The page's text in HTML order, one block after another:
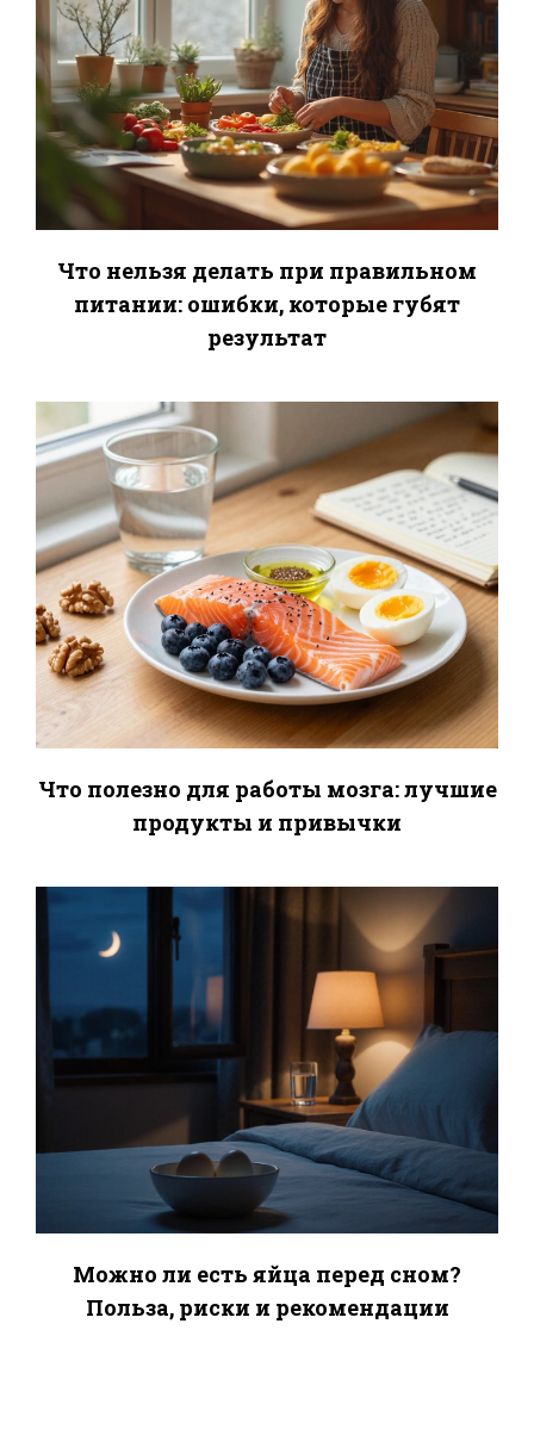
Что нельзя делать при правильном
питании: ошибки, которые губят
результат
Что полезно для работы мозга: лучшие
продукты и привычки
Можно ли есть яйца перед сном?
Польза, риски и рекомендации